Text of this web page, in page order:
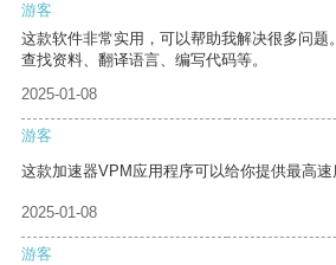
游客
这款软件非常实用，可以帮助我解决很多问题
查找资料、翻译语言、编写代码等。
2025-01-08
游客
这款加速器VPM应用程序可以给你提供最高速
2025-01-08
游客